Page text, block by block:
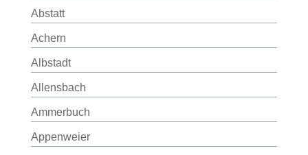
Abstatt
Achern
Albstadt
Allensbach
Ammerbuch
Appenweier